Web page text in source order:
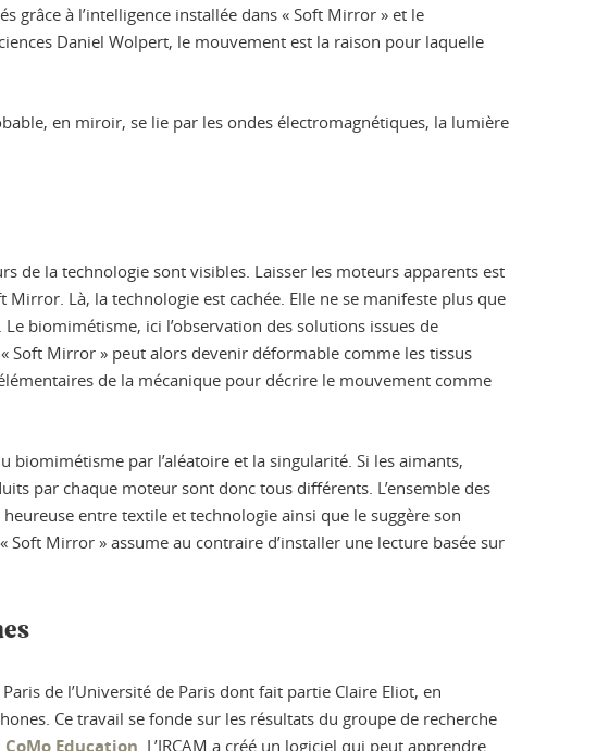
à l’intelligence installée dans « Soft Mirror » et le
Daniel Wolpert, le mouvement est la raison pour laquelle
en miroir, se lie par les ondes électromagnétiques, la lumière
de la technologie sont visibles. Laisser les moteurs apparents est
Là, la technologie est cachée. Elle ne se manifeste plus que
biomimétisme, ici l’observation des solutions issues de
Soft Mirror » peut alors devenir déformable comme les tissus
de la mécanique pour décrire le mouvement comme
biomimétisme par l’aléatoire et la singularité. Si les aimants,
par chaque moteur sont donc tous différents. L’ensemble des
entre textile et technologie ainsi que le suggère son
Soft Mirror » assume au contraire d’installer une lecture basée sur
Paris de l’Université de Paris dont fait partie Claire Eliot, en
Ce travail se fonde sur les résultats du groupe de recherche
Education . L’IRCAM a créé un logiciel qui peut apprendre